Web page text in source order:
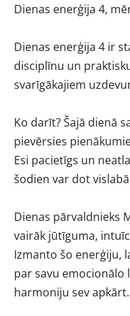
Dienas enerģija 4,
Dienas enerģija 4 ir
disciplīnu un
svarīgākajiem
Ko darīt? Šajā dienā
pievērsies
Esi pacietīgs un
šodien var dot
Dienas pārvaldnieks
vairāk jūtīguma,
Izmanto šo enerģiju,
par savu
harmoniju sev apkārt.